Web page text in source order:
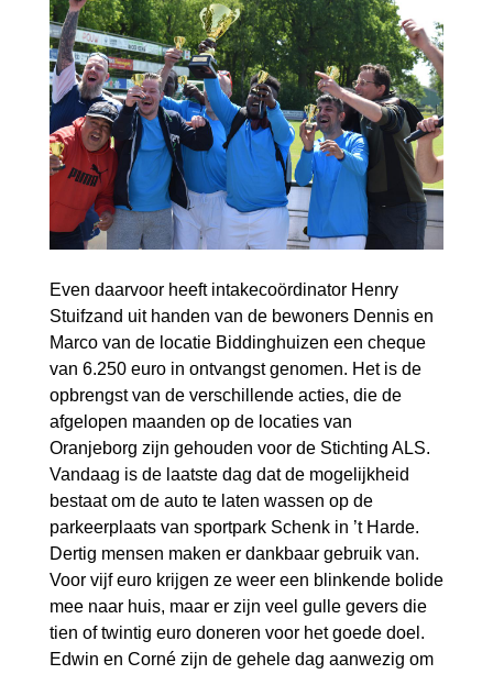
Even daarvoor heeft intakecoördinator Henry
Stuifzand uit handen van de bewoners Dennis en
Marco van de locatie Biddinghuizen een cheque
van 6.250 euro in ontvangst genomen. Het is de
opbrengst van de verschillende acties, die de
afgelopen maanden op de locaties van
Oranjeborg zijn gehouden voor de Stichting ALS.
Vandaag is de laatste dag dat de mogelijkheid
bestaat om de auto te laten wassen op de
parkeerplaats van sportpark Schenk in ’t Harde.
Dertig mensen maken er dankbaar gebruik van.
Voor vijf euro krijgen ze weer een blinkende bolide
mee naar huis, maar er zijn veel gulle gevers die
tien of twintig euro doneren voor het goede doel.
Edwin en Corné zijn de gehele dag aanwezig om